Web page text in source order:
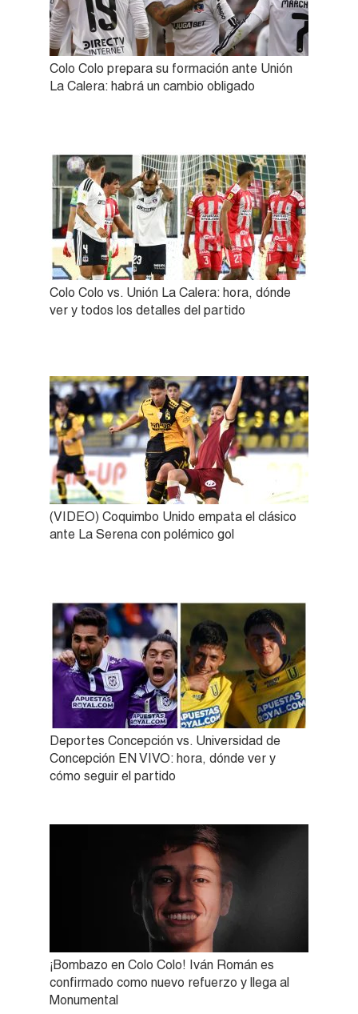
Colo Colo prepara su formación ante Unión
La Calera: habrá un cambio obligado
Colo Colo vs. Unión La Calera: hora, dónde
ver y todos los detalles del partido
(VIDEO) Coquimbo Unido empata el clásico
ante La Serena con polémico gol
Deportes Concepción vs. Universidad de
Concepción EN VIVO: hora, dónde ver y
cómo seguir el partido
¡Bombazo en Colo Colo! Iván Román es
confirmado como nuevo refuerzo y llega al
Monumental